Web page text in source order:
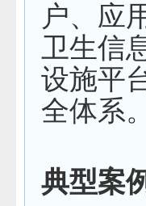
户、应
卫生信
设施平
全体系。
典型案